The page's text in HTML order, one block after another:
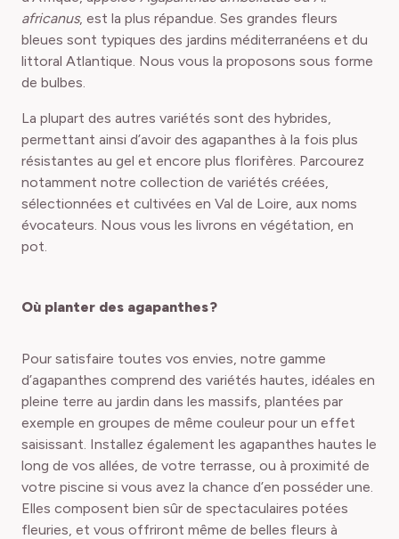
africanus, est la plus répandue. Ses grandes fleurs
bleues sont typiques des jardins méditerranéens et du
littoral Atlantique. Nous vous la proposons sous forme
de bulbes.
La plupart des autres variétés sont des hybrides,
permettant ainsi d’avoir des agapanthes à la fois plus
résistantes au gel et encore plus florifères. Parcourez
notamment notre collection de variétés créées,
sélectionnées et cultivées en Val de Loire, aux noms
évocateurs. Nous vous les livrons en végétation, en
pot.
Où planter des agapanthes ?
Pour satisfaire toutes vos envies, notre gamme
d’agapanthes comprend des variétés hautes, idéales en
pleine terre au jardin dans les massifs, plantées par
exemple en groupes de même couleur pour un effet
saisissant. Installez également les agapanthes hautes le
long de vos allées, de votre terrasse, ou à proximité de
votre piscine si vous avez la chance d’en posséder une.
Elles composent bien sûr de spectaculaires potées
fleuries, et vous offriront même de belles fleurs à